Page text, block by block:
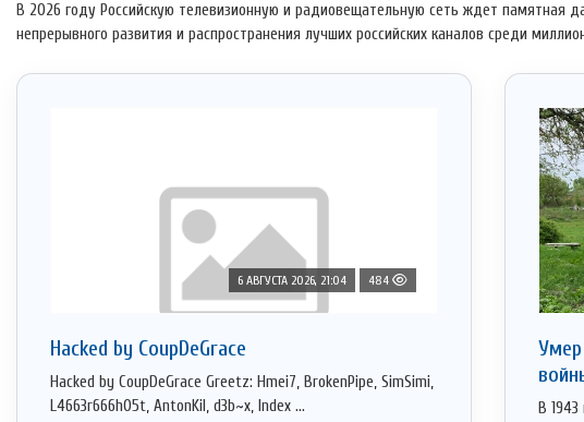
В 2026 году Российскую телевизионную и радиовещательную сеть ждет памятная
непрерывного развития и распространения лучших российских каналов среди
6 АВГУСТА 2026, 21:04 484
Hacked by CoupDeGrace
Hacked by CoupDeGrace Greetz: Hmei7, BrokenPipe, SimSimi,
L4663r666h05t, AntonKil, d3b~x, Index ...
Умер
В